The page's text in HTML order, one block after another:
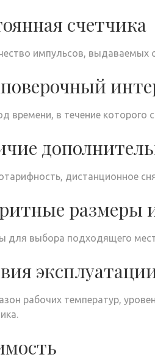
счетчика
импульсов, выдаваемых
времени, в течение которого
дистанционное
размеры
для выбора подходящего
рабочих температур,